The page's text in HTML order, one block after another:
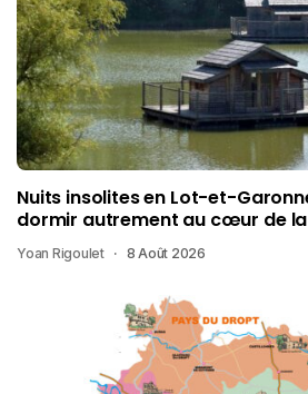
Nuits insolites en Lot-et-
dormir autrement au cœur de
Yoan Rigoulet 8 Août 2026